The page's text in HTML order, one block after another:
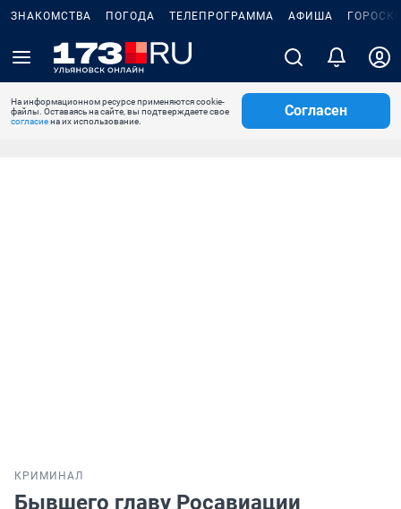
ЗНАКОМСТВА ПОГОДА ТЕЛЕПРОГРАММА АФИША
На информационном ресурсе применяются cookie-
файлы. Оставаясь на сайте, вы подтверждаете свое
согласиена их использование.
Согласен
КРИМИНАЛ
Бывшего главу Росавиации